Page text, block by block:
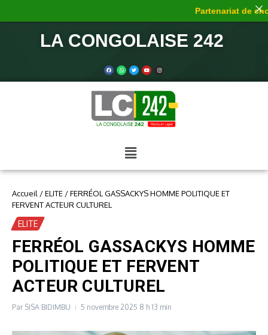
LA CONGOLAISE 242
Accueil /ELITE /FERRÉOL GASSACKYS HOMME POLITIQUE ET
FERVENT ACTEUR CULTUREL
ELITE
FERRÉOL GASSACKYS HOMME
POLITIQUE ET FERVENT
ACTEUR CULTUREL
Par SISA BIDIMBU 5 novembre 2025 8 h 13 min
Partenariat de choc